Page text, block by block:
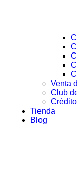
Venta
Club
Tienda
Blog